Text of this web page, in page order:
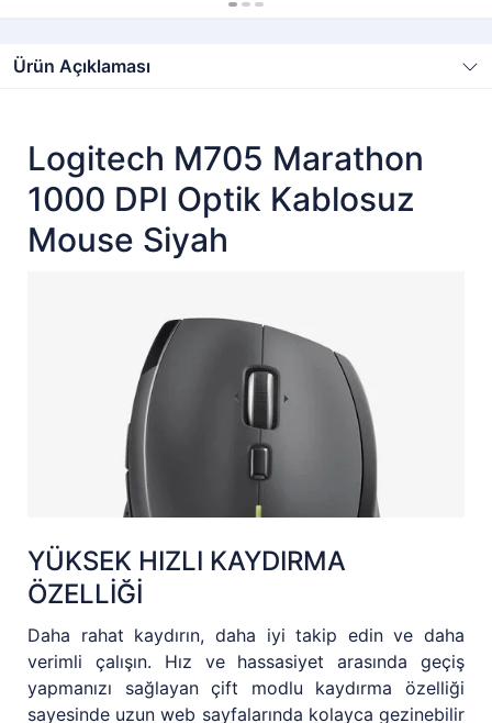
Ürün Açıklaması
Logitech M705 Marathon
1000 DPI Optik Kablosuz
Mouse Siyah
YÜKSEK HIZLI KAYDIRMA
ÖZELLİĞİ
Daha rahat kaydırın, daha iyi takip edin ve daha
verimli çalışın. Hız ve hassasiyet arasında geçiş
yapmanızı sağlayan çift modlu kaydırma özelliği
sayesinde uzun web sayfalarında kolayca gezinebilir